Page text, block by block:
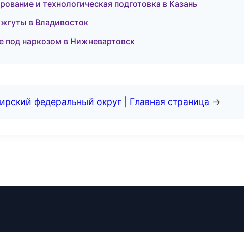
и технологическая подготовка в Казань
в Владивосток
под наркозом в Нижневартовск
федеральный округ Главная страница →